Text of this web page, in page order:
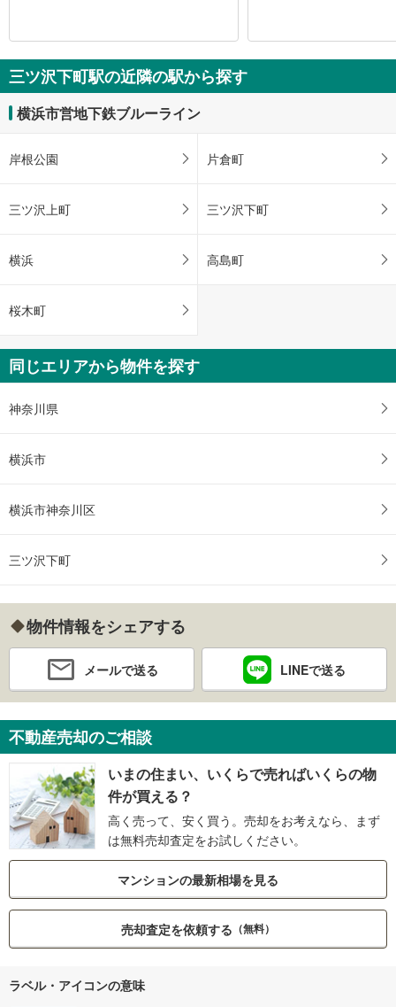
三ツ沢下町駅の近隣の駅から探す
横浜市営地下鉄ブルーライン
岸根公園 片倉町
三ツ沢上町 三ツ沢下町
横浜 高島町
桜木町
同じエリアから物件を探す
神奈川県
横浜市
横浜市神奈川区
三ツ沢下町
物件情報をシェアする
メールで送る LINEで送る
不動産売却のご相談
いまの住まい、いくらで売ればいくらの物
件が買える？
高く売って、安く買う。売却をお考えなら、まず
は無料売却査定をお試しください。
マンションの最新相場を見る
売却査定を依頼する （無料）
ラベル・アイコンの意味